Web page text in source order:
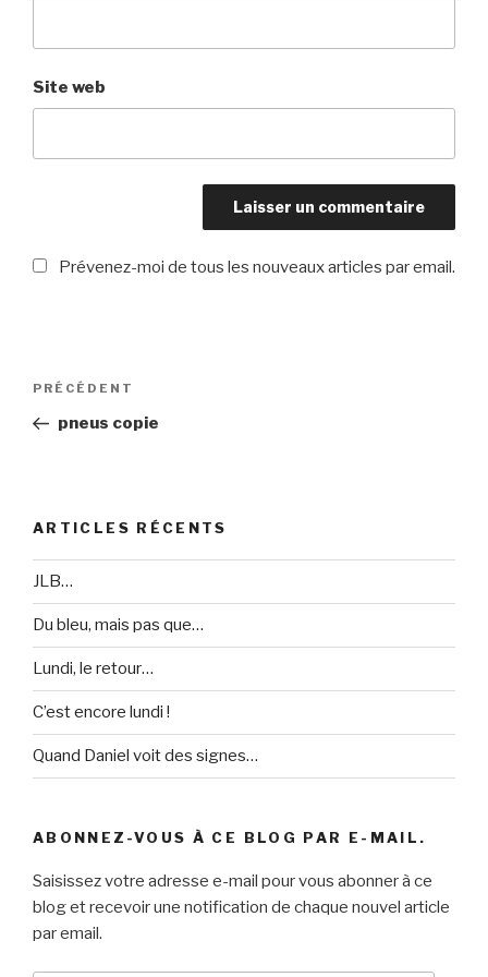
Site web
Prévenez-moi de tous les nouveaux articles par email.
Navigation
l’article
Article
précédent
PRÉCÉDENT
pneus copie
ARTICLES RÉCENTS
JLB…
Du bleu, mais pas que…
Lundi, le retour…
C’est encore lundi !
Quand Daniel voit des signes…
ABONNEZ-VOUS À CE BLOG PAR E-MAIL.
Saisissez votre adresse e-mail pour vous abonner à ce
blog et recevoir une notification de chaque nouvel article
par email.